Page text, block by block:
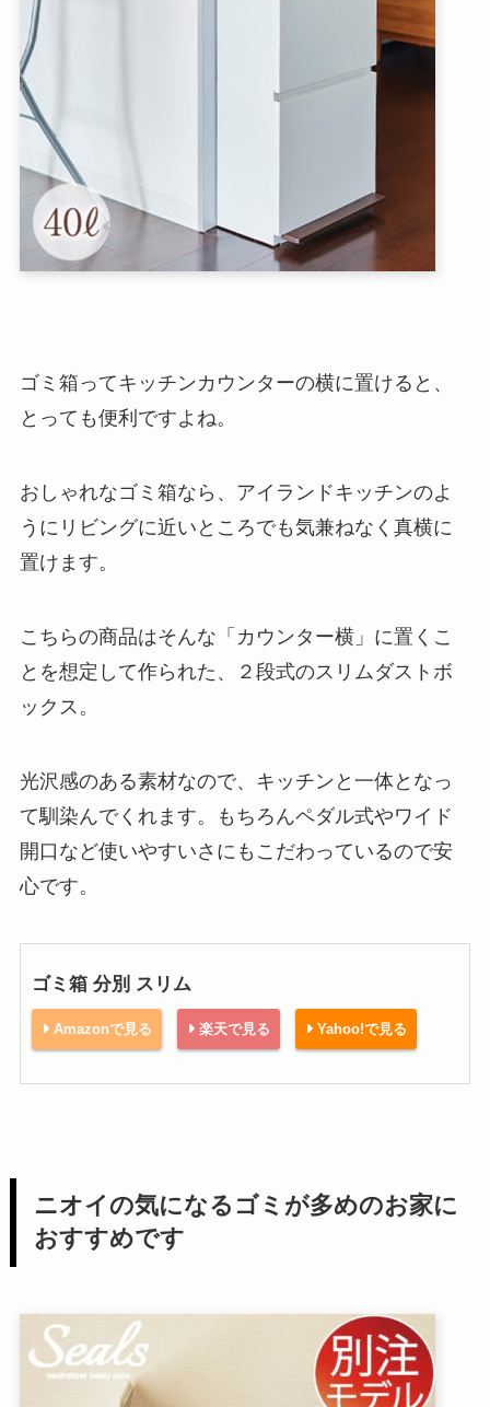
ゴミ箱ってキッチンカウンターの横に置けると、
とっても便利ですよね。
おしゃれなゴミ箱なら、アイランドキッチンのよ
うにリビングに近いところでも気兼ねなく真横に
置けます。
こちらの商品はそんな「カウンター横」に置くこ
とを想定して作られた、２段式のスリムダストボ
ックス。
光沢感のある素材なので、キッチンと一体となっ
て馴染んでくれます。もちろんペダル式やワイド
開口など使いやすいさにもこだわっているので安
心です。
ゴミ箱 分別 スリム
Amazonで見る 楽天で見る Yahoo!で見る
ニオイの気になるゴミが多めのお家に
おすすめです